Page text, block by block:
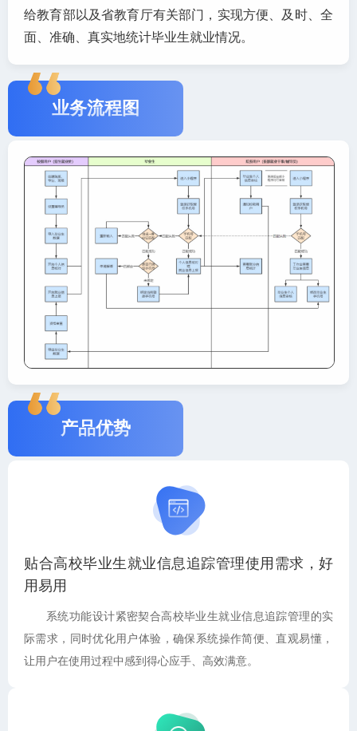
给教育部以及省教育厅有关部门，实现方便、及时、全
面、准确、真实地统计毕业生就业情况。
业务流程图
产品优势
贴合高校毕业生就业信息追踪管理使用需求，好
用易用
系统功能设计紧密契合高校毕业生就业信息追踪管理的实
际需求，同时优化用户体验，确保系统操作简便、直观易懂，
让用户在使用过程中感到得心应手、高效满意。